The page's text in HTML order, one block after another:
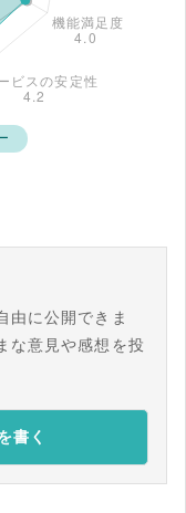
由に公開できま
な意見や感想を投
書く